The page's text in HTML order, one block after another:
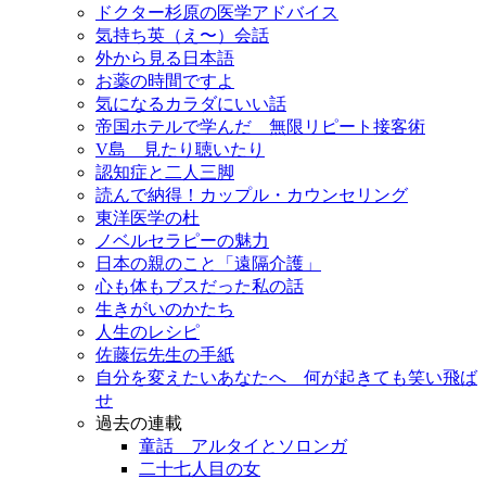
ドクター杉原の医学アドバイス
気持ち英（え〜）会話
外から見る日本語
お薬の時間ですよ
気になるカラダにいい話
帝国ホテルで学んだ 無限リピート接客術
V島 見たり聴いたり
認知症と二人三脚
読んで納得！カップル・カウンセリング
東洋医学の杜
ノベルセラピーの魅力
日本の親のこと「遠隔介護」
心も体もブスだった私の話
生きがいのかたち
人生のレシピ
佐藤伝先生の手紙
自分を変えたいあなたへ 何が起きても笑い飛ば
せ
過去の連載
童話 アルタイとソロンガ
二十七人目の女